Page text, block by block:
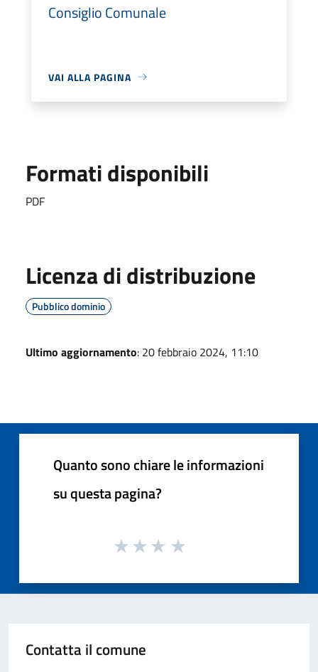
Consiglio Comunale
VAI ALLA PAGINA
Formati disponibili
PDF
Licenza di distribuzione
Pubblico dominio
Ultimo aggiornamento: 20 febbraio 2024, 11:10
Quanto sono chiare le informazioni
su questa pagina?
Contatta il comune